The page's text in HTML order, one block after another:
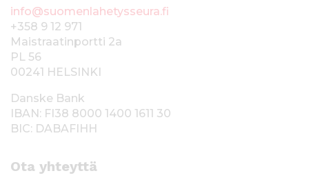
info@suomenlahetysseura.fi
+358 9 12 971
Maistraatinportti 2a
PL 56
00241 HELSINKI
Danske Bank
IBAN: FI38 8000 1400 1611 30
BIC: DABAFIHH
Ota yhteyttä